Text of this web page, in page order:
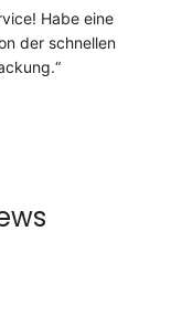
Habe eine
der schnellen